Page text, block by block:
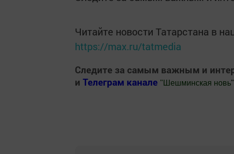
Читайте новости Татарстана в
https://max.ru/tatmedia
Следите за самым важным и
и Телеграм канале " Шешминская новь"